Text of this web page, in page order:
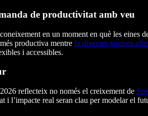
de productivitat amb veu
en un moment en què les eines
productiva mentre fa diverses tasques
i accessibles.
reflecteix no només el creixement de
i l’impacte real seran clau per modelar el